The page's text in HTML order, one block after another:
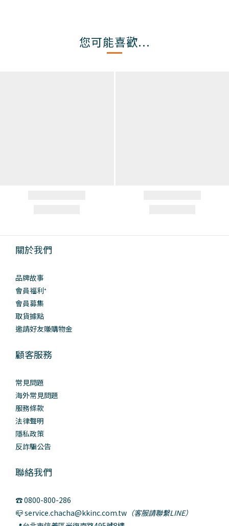
您可能喜歡...
關於我們
品牌故事
會員福利⁺
會員募集
取貨據點
邀請好友賺購物金
顧客服務
常見問題
海外常見問題
服務條款
法律聲明
隱私政策
反詐騙公告
聯絡我們
☎️ 0800-800-286
📪 service.chacha@kkinc.com.tw （客服請聯繫LINE）